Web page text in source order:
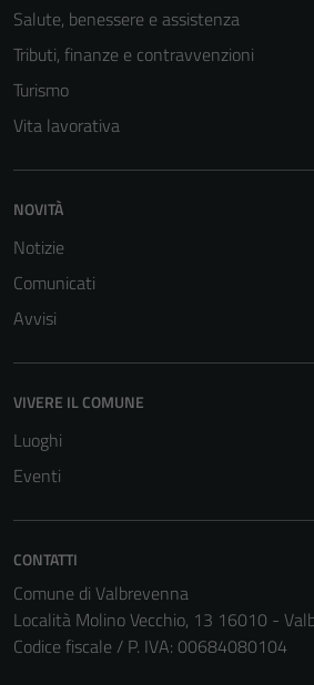
Salute, benessere e assistenza
Tributi, finanze e contravvenzioni
Turismo
Vita lavorativa
NOVITÀ
Notizie
Comunicati
Avvisi
VIVERE IL COMUNE
Luoghi
Eventi
CONTATTI
Comune di Valbrevenna
Località Molino Vecchio, 13 16010 -
Codice fiscale / P. IVA: 00684080104